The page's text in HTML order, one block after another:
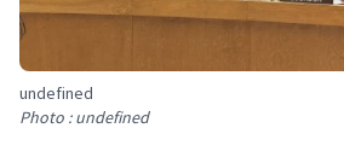
undefined
Photo : undefined